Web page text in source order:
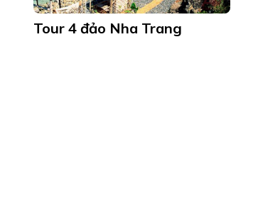
Tour 4 đảo Nha Trang